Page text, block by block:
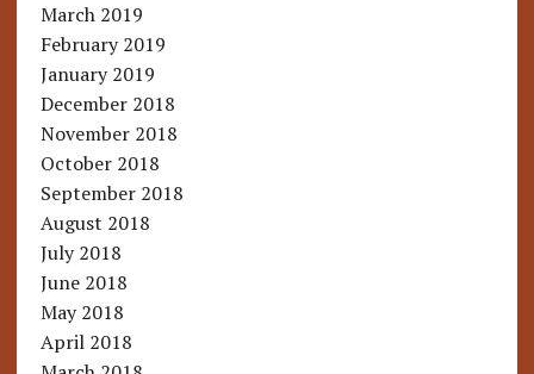
March 2019
February 2019
January 2019
December 2018
November 2018
October 2018
September 2018
August 2018
July 2018
June 2018
May 2018
April 2018